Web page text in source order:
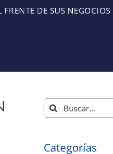
DE SUS NEGOCIOS
Buscar:
Categorías